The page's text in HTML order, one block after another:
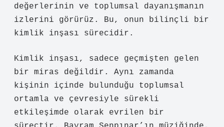
değerlerinin ve toplumsal dayanışmanın
izlerini görürüz. Bu, onun bilinçli bir
kimlik inşası sürecidir.
Kimlik inşası, sadece geçmişten gelen
bir miras değildir. Aynı zamanda
kişinin içinde bulunduğu toplumsal
ortamla ve çevresiyle sürekli
etkileşimde olarak evrilen bir